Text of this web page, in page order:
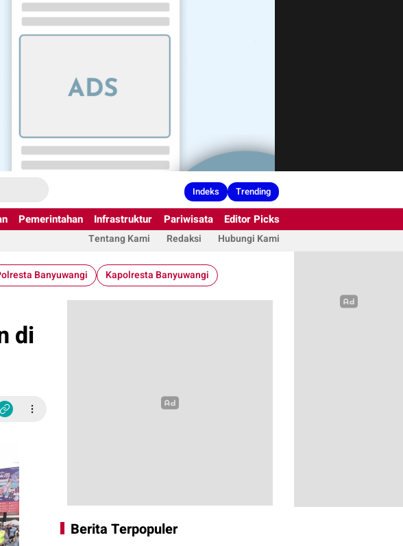
Indeks Trending
Pemerintahan Infrastruktur Pariwisata Editor Picks
Tentang Kami Redaksi Hubungi Kami
Banyuwangi Kapolresta Banyuwangi
di
Berita Terpopuler